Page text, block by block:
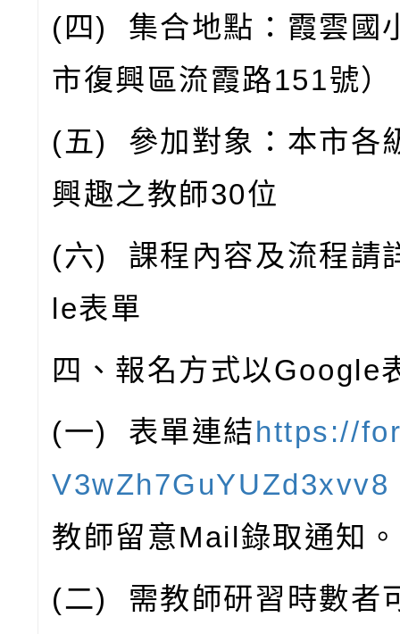
( 四) 集合地點：霞雲國
市復興區流霞路151號）
(五) 參加對象：本市各
興趣之教師30位
(六) 課程內容及流程請
le表單
四、報名方式以Google
(一) 表單連結https://
V3wZh7GuYUZd3xvv8
教師留意Mail錄取通知。
(二) 需教師研習時數者